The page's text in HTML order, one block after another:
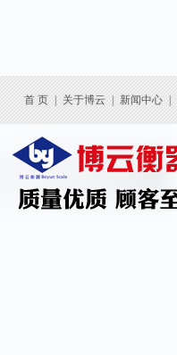
首 页 关于博云 新闻中心